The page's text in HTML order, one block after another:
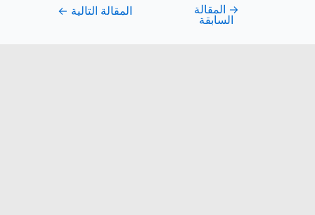
→ المقالة
السابقة
المقالة التالية ←